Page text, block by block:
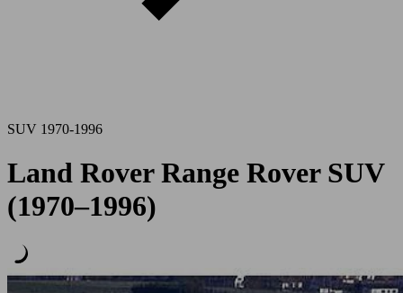
SUV 1970-1996
Land Rover Range Rover SUV
(1970–1996)